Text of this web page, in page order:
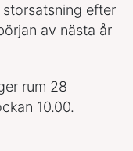
efter
av nästa år
rum 28
10.00.